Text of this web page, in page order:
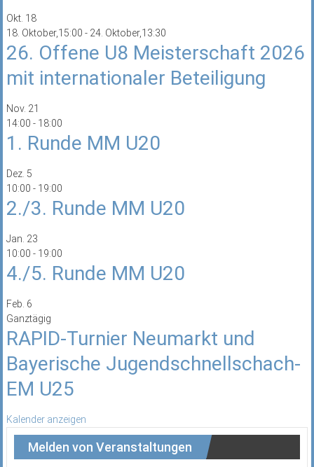
Okt. 18
18. Oktober,15:00 - 24. Oktober,13:30
26. Offene U8 Meisterschaft 2026
mit internationaler Beteiligung
Nov. 21
14:00 - 18:00
1. Runde MM U20
Dez. 5
10:00 - 19:00
2./3. Runde MM U20
Jan. 23
10:00 - 19:00
4./5. Runde MM U20
Feb. 6
Ganztägig
RAPID-Turnier Neumarkt und
Bayerische Jugendschnellschach-
EM U25
Kalender anzeigen
Melden von Veranstaltungen